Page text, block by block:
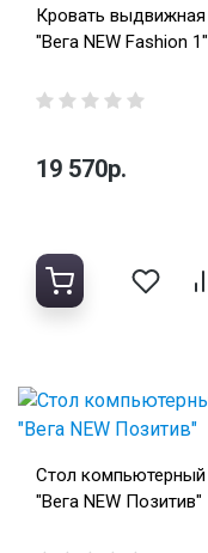
Кровать выдвижная
"Вега NEW Fashion 1"
19 570р.
Стол компьютерный
"Вега NEW Позитив"